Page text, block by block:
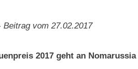
Beitrag vom 27.02.2017
2017 geht an